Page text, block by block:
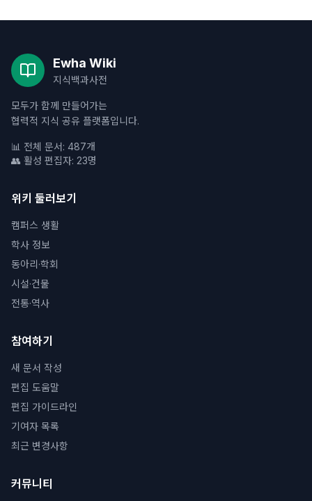
Ewha Wiki
지식백과사전
모두가 함께 만들어가는
협력적 지식 공유 플랫폼입니다.
📊 전체 문서: 487개
👥 활성 편집자: 23명
위키 둘러보기
캠퍼스 생활
학사 정보
동아리·학회
시설·건물
전통·역사
참여하기
새 문서 작성
편집 도움말
편집 가이드라인
기여자 목록
최근 변경사항
커뮤니티